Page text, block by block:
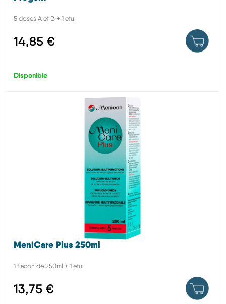
5 doses A et B + 1 etui
14,85 €
Disponible
MeniCare Plus 250ml
1 flacon de 250ml + 1 etui
13,75 €